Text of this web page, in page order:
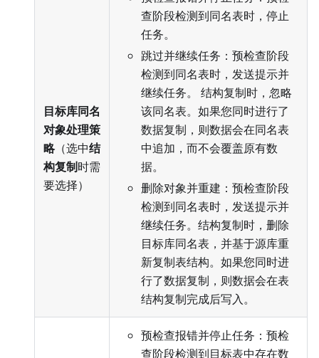
目标库同名
对象处理策
略（选中结
构复制时需
要选择）
查阶段检测到同名表时，停止
任务。
跳过并继续任务：预检查阶段
检测到同名表时，发送提示并
继续任务。 结构复制时，忽略
该同名表。如果您同时进行了
数据复制，则数据会在同名表
中追加，而不会覆盖原有数
据。
删除对象并重建：预检查阶段
检测到同名表时，发送提示并
继续任务。结构复制时，删除
目标库同名表，并基于源库重
新复制表结构。如果您同时进
行了数据复制，则数据会在表
结构复制完成后写入。
预检查报错并停止任务：预检
查阶段检测到目标表中存在数